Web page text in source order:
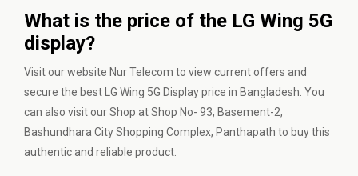
What is the price of the LG Wing 5G
display?
Visit our website Nur Telecom to view current offers and
secure the best LG Wing 5G Display price in Bangladesh. You
can also visit our Shop at Shop No- 93, Basement-2,
Bashundhara City Shopping Complex, Panthapath to buy this
authentic and reliable product.